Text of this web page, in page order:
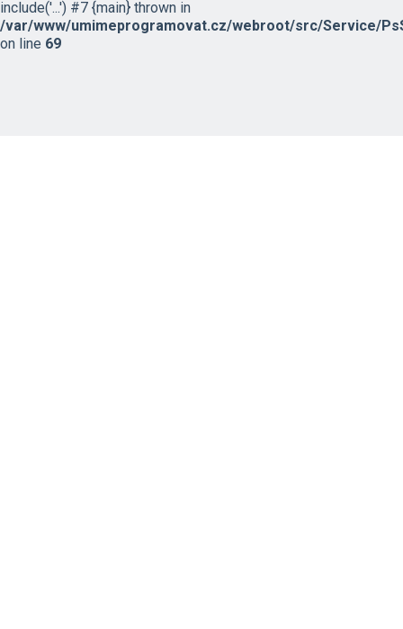
include('...') #7 {main} thrown in
/var/www/umimeprogramovat.cz/webroot/src/Service/
on line 69